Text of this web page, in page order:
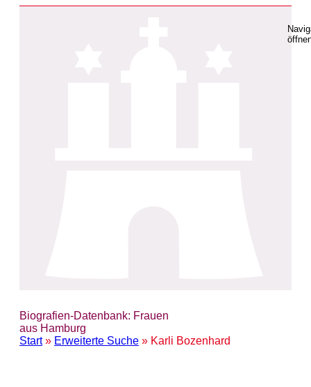
Biografien-Datenbank: Frauen
aus Hamburg
Start» Erweiterte Suche » Karli Bozenhard